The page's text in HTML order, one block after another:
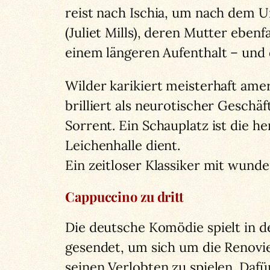
reist nach Ischia, um nach dem
(Juliet Mills), deren Mutter
einem längeren Aufenthalt –
Wilder karikiert meisterhaft
brilliert als neurotischer
Sorrent. Ein Schauplatz ist die
Leichenhalle dient.
Ein zeitloser Klassiker mit
Cappuccino zu dritt
Die deutsche Komödie spielt in
gesendet, um sich um die